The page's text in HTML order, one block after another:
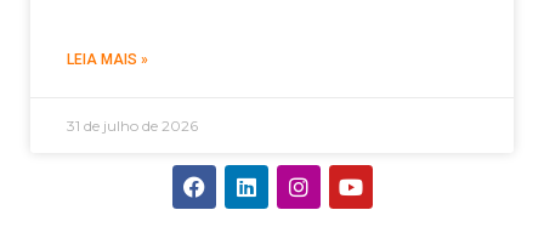
LEIA MAIS »
31 de julho de 2026